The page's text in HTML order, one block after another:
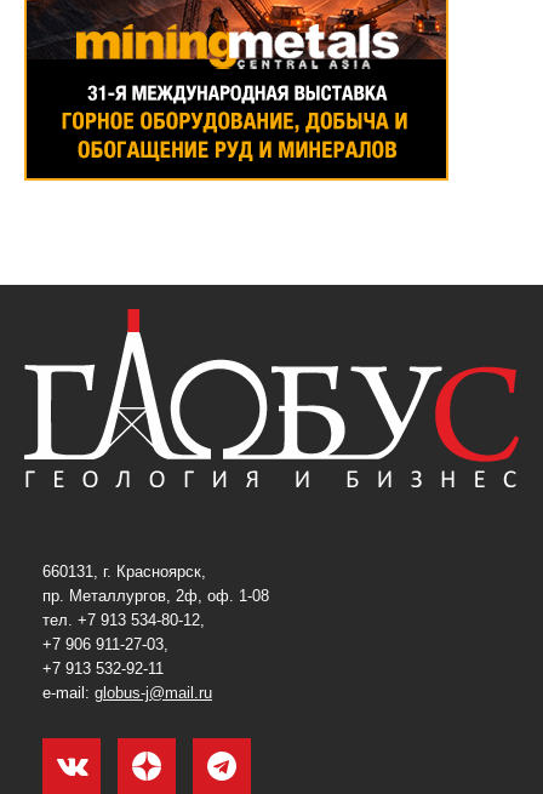
660131, г. Красноярск,
пр. Металлургов, 2ф, оф. 1-08
тел. +7 913 534-80-12,
+7 906 911-27-03,
+7 913 532-92-11
e-mail: globus-j@mail.ru